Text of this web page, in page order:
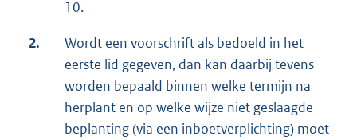
10.
2.
Wordt een voorschrift als bedoeld in het
eerste lid gegeven, dan kan daarbij tevens
worden bepaald binnen welke termijn na
herplant en op welke wijze niet geslaagde
beplanting (via een inboetverplichting) moet